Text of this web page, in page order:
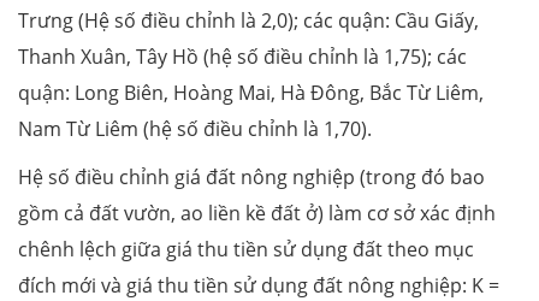
Trưng (Hệ số điều chỉnh là 2,0); các quận: Cầu Giấy,
Thanh Xuân, Tây Hồ (hệ số điều chỉnh là 1,75); các
quận: Long Biên, Hoàng Mai, Hà Đông, Bắc Từ Liêm,
Nam Từ Liêm (hệ số điều chỉnh là 1,70).
Hệ số điều chỉnh giá đất nông nghiệp (trong đó bao
gồm cả đất vườn, ao liền kề đất ở) làm cơ sở xác định
chênh lệch giữa giá thu tiền sử dụng đất theo mục
đích mới và giá thu tiền sử dụng đất nông nghiệp: K =